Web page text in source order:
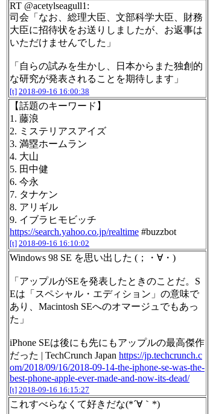
RT @acetylseagull1:
司会「なお、総理大臣、文部科学大臣、財務
大臣に招待状をお送りしましたが、お返事は
いただけませんでした」
「自らの試みを生かし、日本からまた独創的
な研究が発表されることを期待します」
[t] 2018-09-16 16:00:38
【話題のキーワード】
1. 藤浪
2. ミステリアスアイズ
3. 満塁ホームラン
4. 大山
5. 田中健
6. 今永
7. タナケン
8. アリギル
9. イブラヒモビッチ
https://search.yahoo.co.jp/realtime #buzzbot
[t] 2018-09-16 16:10:02
Windows 98 SE を思い出した (；・∀・)
「アップルがSEを発表したときのことだ。S
Eは「スペシャル・エディション」の意味で
あり、Macintosh SEへのオマージュでもあっ
た」
iPhone SEは後にも先にもアップルの最高傑作
だった | TechCrunch Japan https://jp.techcrunch.c
om/2018/09/16/2018-09-14-the-iphone-se-was-the-
best-phone-apple-ever-made-and-now-its-dead/
[t] 2018-09-16 16:15:27
これすべらなくて好きだな(*´∀｀*)